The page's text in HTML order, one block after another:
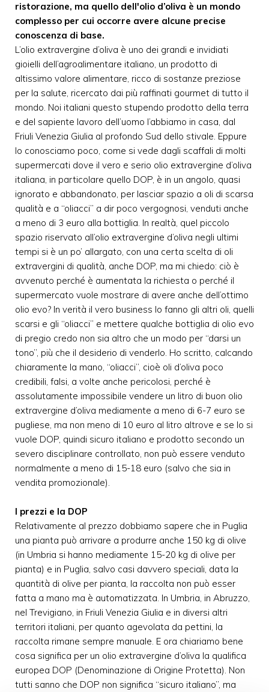
ristorazione, ma quello dell'olio d’oliva è un mondo
complesso per cui occorre avere alcune precise
conoscenza di base.
L’olio extravergine d’oliva è uno dei grandi e invidiati
gioielli dell’agroalimentare italiano, un prodotto di
altissimo valore alimentare, ricco di sostanze preziose
per la salute, ricercato dai più raffinati gourmet di tutto il
mondo. Noi italiani questo stupendo prodotto della terra
e del sapiente lavoro dell’uomo l’abbiamo in casa, dal
Friuli Venezia Giulia al profondo Sud dello stivale. Eppure
lo conosciamo poco, come si vede dagli scaffali di molti
supermercati dove il vero e serio olio extravergine d’oliva
italiana, in particolare quello DOP, è in un angolo, quasi
ignorato e abbandonato, per lasciar spazio a oli di scarsa
qualità e a “oliacci” a dir poco vergognosi, venduti anche
a meno di 3 euro alla bottiglia. In realtà, quel piccolo
spazio riservato all’olio extravergine d’oliva negli ultimi
tempi si è un po’ allargato, con una certa scelta di oli
extravergini di qualità, anche DOP, ma mi chiedo: ciò è
avvenuto perché è aumentata la richiesta o perché il
supermercato vuole mostrare di avere anche dell’ottimo
olio evo? In verità il vero business lo fanno gli altri oli, quelli
scarsi e gli “oliacci” e mettere qualche bottiglia di olio evo
di pregio credo non sia altro che un modo per “darsi un
tono”, più che il desiderio di venderlo. Ho scritto, calcando
chiaramente la mano, “oliacci”, cioè oli d’oliva poco
credibili, falsi, a volte anche pericolosi, perché è
assolutamente impossibile vendere un litro di buon olio
extravergine d’oliva mediamente a meno di 6-7 euro se
pugliese, ma non meno di 10 euro al litro altrove e se lo si
vuole DOP, quindi sicuro italiano e prodotto secondo un
severo disciplinare controllato, non può essere venduto
normalmente a meno di 15-18 euro (salvo che sia in
vendita promozionale).
I prezzi e la DOP
Relativamente al prezzo dobbiamo sapere che in Puglia
una pianta può arrivare a produrre anche 150 kg di olive
(in Umbria si hanno mediamente 15-20 kg di olive per
pianta) e in Puglia, salvo casi davvero speciali, data la
quantità di olive per pianta, la raccolta non può esser
fatta a mano ma è automatizzata. In Umbria, in Abruzzo,
nel Trevigiano, in Friuli Venezia Giulia e in diversi altri
territori italiani, per quanto agevolata da pettini, la
raccolta rimane sempre manuale. E ora chiariamo bene
cosa significa per un olio extravergine d’oliva la qualifica
europea DOP (Denominazione di Origine Protetta). Non
tutti sanno che DOP non significa “sicuro italiano”, ma